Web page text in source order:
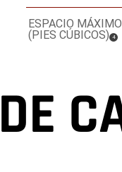
ESPACIO
(PIES CÚBICOS) (4)